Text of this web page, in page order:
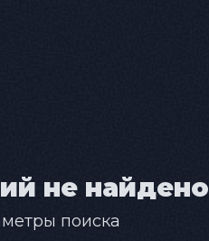
не найдено
поиска